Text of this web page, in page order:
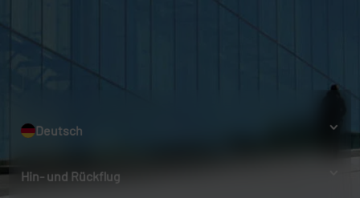
Deutsch
Hin- und Rückflug